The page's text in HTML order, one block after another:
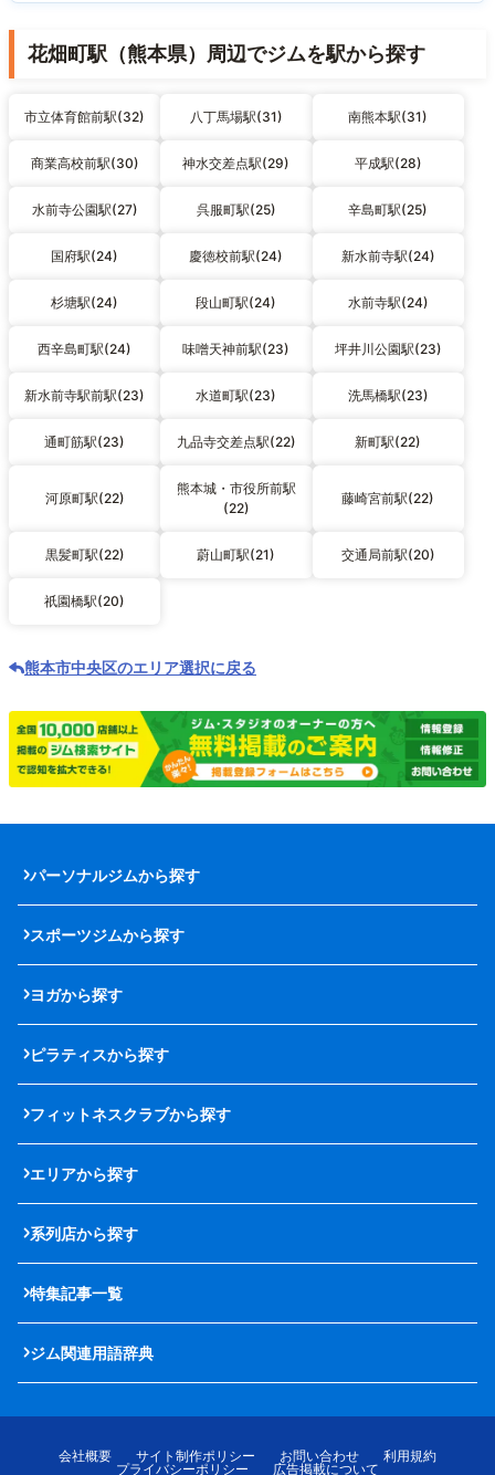
花畑町駅（熊本県）周辺でジムを駅から探す
市立体育館前駅(32) 八丁馬場駅(31) 南熊本駅(31)
商業高校前駅(30) 神水交差点駅(29) 平成駅(28)
水前寺公園駅(27) 呉服町駅(25) 辛島町駅(25)
国府駅(24) 慶徳校前駅(24) 新水前寺駅(24)
杉塘駅(24) 段山町駅(24) 水前寺駅(24)
西辛島町駅(24) 味噌天神前駅(23) 坪井川公園駅(23)
新水前寺駅前駅(23) 水道町駅(23) 洗馬橋駅(23)
通町筋駅(23) 九品寺交差点駅(22) 新町駅(22)
河原町駅(22)
熊本城・市役所前駅
(22)
藤崎宮前駅(22)
黒髪町駅(22) 蔚山町駅(21) 交通局前駅(20)
祇園橋駅(20)
熊本市中央区のエリア選択に戻る
パーソナルジムから探す
スポーツジムから探す
ヨガから探す
ピラティスから探す
フィットネスクラブから探す
エリアから探す
系列店から探す
特集記事一覧
ジム関連用語辞典
会社概要 サイト制作ポリシー お問い合わせ
利用規約
プライバシーポリシー
広告掲載について